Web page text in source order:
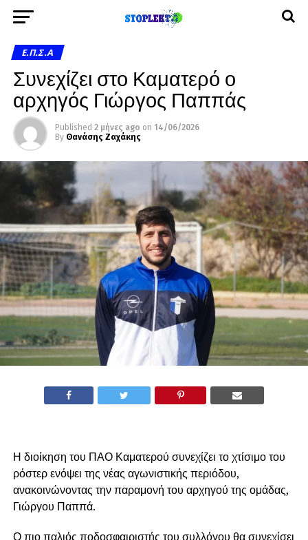
Ε.Π.Σ.Α
Συνεχίζει στο Καματερό ο
αρχηγός Γιώργος Παππάς
Published 2 μήνες ago on 14/06/2026
By Θανάσης Ζαχάκης
Η διοίκηση του ΠΑΟ Καματερού συνεχίζει το χτίσιμο του
ρόστερ ενόψει της νέας αγωνιστικής περιόδου,
ανακοινώνοντας την παραμονή του αρχηγού της ομάδας,
Γιώργου Παππά.
Ο πιο παλιός ποδοσφαιριστής του συλλόγου θα συνεχίσει